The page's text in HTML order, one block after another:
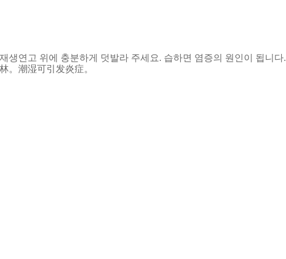
생연고 위에 충분하게 덧발라 주세요. 습하면 염증의 원인이 됩니다.
。潮湿可引发炎症。